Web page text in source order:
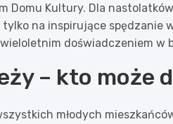
Domu Kultury. Dla
na inspirujące spędzanie
doświadczeniem w
– kto może
młodych